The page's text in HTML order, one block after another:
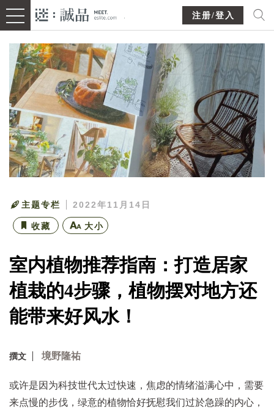
注册/登入
主题专栏 2022年11月14日
收藏 大小
室内植物推荐指南：打造居家
植栽的4步骤，植物摆对地方还
能带来好风水！
撰文 境野隆祐
或许是因为科技世代太过快速，焦虑的情绪溢满心中，需要
来点慢的步伐，绿意的植物恰好抚慰我们过於急躁的内心，